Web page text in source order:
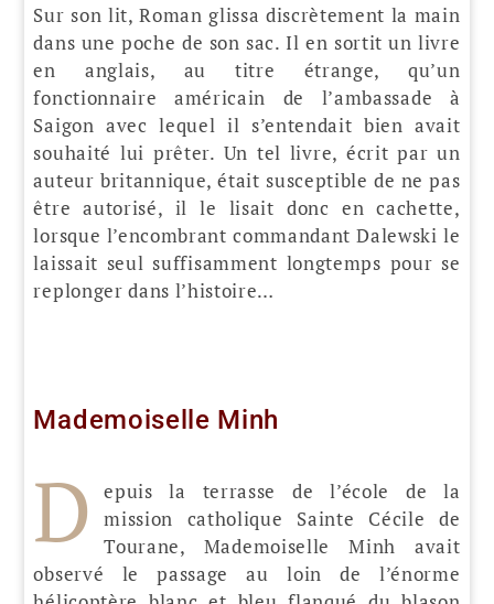
Sur son lit, Roman glissa discrètement la main
dans une poche de son sac. Il en sortit un livre
en anglais, au titre étrange, qu’un
fonctionnaire américain de l’ambassade à
Saigon avec lequel il s’entendait bien avait
souhaité lui prêter. Un tel livre, écrit par un
auteur britannique, était susceptible de ne pas
être autorisé, il le lisait donc en cachette,
lorsque l’encombrant commandant Dalewski le
laissait seul suffisamment longtemps pour se
replonger dans l’histoire…
Mademoiselle Minh
D
epuis la terrasse de l’école de la
mission catholique Sainte Cécile de
Tourane, Mademoiselle Minh avait
observé le passage au loin de l’énorme